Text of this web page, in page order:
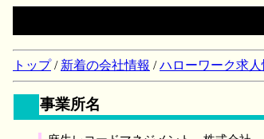
トップ/ 新着の会社情報 /ハローワーク求人
事業所名